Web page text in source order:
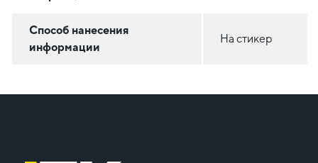
Способ нанесения
информации
На стикер